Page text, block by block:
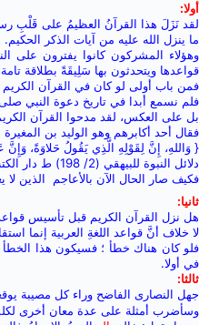
أولا:
لقد نَزَلَ هذا القرآنُ العظيمُ على قَلْبِ
ما ينزل الله عليه من آيات الذكر الحكيم.
وهؤلاء المشركون كانوا يفترون على
قواعدها ويتحدثون بها سَلِيقَةً بطلاقة
فمن باب أولى لو كان في القرآن
فلم نسمع أبدا في تاريخ دعوة النبي
بل على العكس، لقد مدحوا القرآن
فقال أحد أكابرهم وهو الوليد بن
{ وَاللهِ، إِنَّ لِقَوْلِهِ الَّذِي يَقُولُ حَلاوَةً، وَإِنَّ
دلائل النبوة للبيهقي (2/ 198) ط دار الكتب العلمية – بيروت.
فكيف صار الحال الآن بالأعاجم الذين
ثانيا:
هل نزل القرآن الكريم قبل تأسيس
لا خلاف أنَّ قواعد اللغةِ العربية إنما
فلو كان هناك خطأ ؛ فسيكون هذا الخطأ
في أولا.
ثالثا:
جهل النصارى الفاضح وراء كل مصيبة
وسأضرب أمثلة على عدة معان أخرى